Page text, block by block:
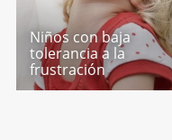
Niños con baja
tolerancia a la
frustración